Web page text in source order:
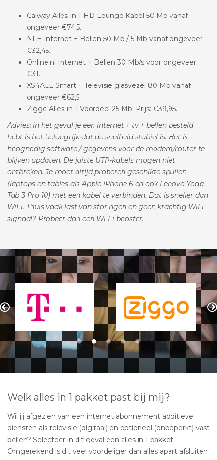
Caiway Alles-in-1 HD Lounge Kabel 50 Mb vanaf
ongeveer €74,5.
NLE Internet + Bellen 50 Mb / 5 Mb vanaf ongeveer
€32,45.
Online.nl Internet + Bellen 30 Mb/s voor ongeveer
€31.
XS4ALL Smart + Televisie glasvezel 80 Mb vanaf
ongeveer €62,5.
Ziggo Alles-in-1 Voordeel 25 Mb. Prijs: €39,95.
Advies: in het geval je een internet + tv + bellen besteld
hebt is het belangrijk dat de snelheid stabiel is. Het is
hoognodig software / gegevens voor de modem/router te
blijven updaten. De juiste UTP-kabels mogen niet
ontbreken. Je moet altijd proberen geschikte spullen
(laptops en tables als Apple iPhone 6 en ook Lenovo Yoga
Tab 3 Pro 10) met een kabel te verbinden. Dat is sneller dan
WiFi. Thuis vaak last van storingen en geen krachtig WiFi
signaal? Probeer dan een Wi-Fi booster.
Welk alles in 1 pakket past bij mij?
Wil jij afgezien van een internet abonnement additieve
diensten als televisie (digitaal) en optioneel (onbeperkt) vast
bellen? Selecteer in dit geval een alles in 1 pakket.
Omgerekend is dit veel voordeliger dan alles apart afsluiten